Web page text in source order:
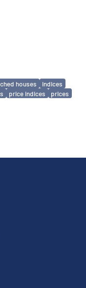
houses
indices
price indices
prices